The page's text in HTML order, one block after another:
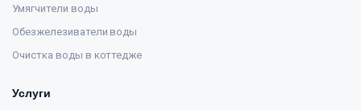
Умягчители воды
Обезжелезиватели воды
Очистка воды в коттедже
Услуги